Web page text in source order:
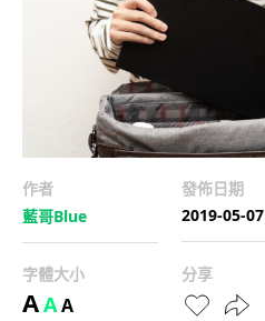
作者
藍哥Blue
發佈日期
2019-05-07
字體大小
AAA
分享